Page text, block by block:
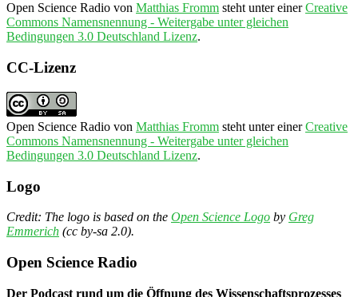
Open Science Radio von Matthias Fromm steht unter einerCreative
Commons Namensnennung - Weitergabe unter gleichen
Bedingungen 3.0 Deutschland Lizenz.
CC-Lizenz
Open Science Radio von Matthias Fromm steht unter einerCreative
Commons Namensnennung - Weitergabe unter gleichen
Bedingungen 3.0 Deutschland Lizenz.
Logo
Credit: The logo is based on the Open Science Logo by Greg
Emmerich (cc by-sa 2.0).
Open Science Radio
Der Podcast rund um die Öffnung des Wissenschaftsprozesses